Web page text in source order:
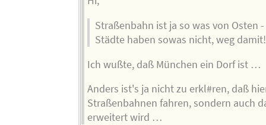
Straßenbahn ist ja so was von Osten
Städte haben sowas nicht, weg damit!
Ich wußte, daß München ein Dorf ist …
Anders ist's ja nicht zu erkl#ren, daß
Straßenbahnen fahren, sondern auch
erweitert wird …